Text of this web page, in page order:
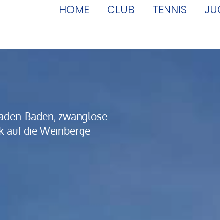
HOME CLUB TENNIS
Baden, zwanglose
auf die Weinberge